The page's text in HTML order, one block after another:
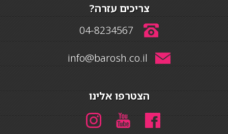
צריכים עזרה?
04-8234567
info@barosh.co.il
הצטרפו אלינו